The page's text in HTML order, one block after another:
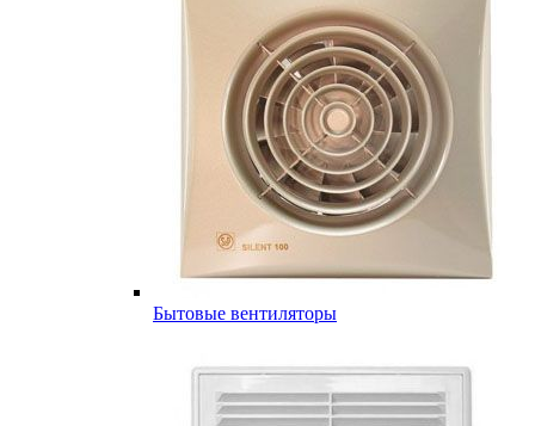
Бытовые вентиляторы